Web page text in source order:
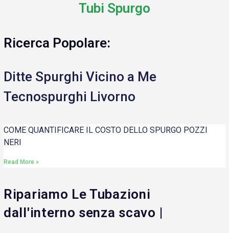
Tubi Spurgo
Ricerca Popolare:
Ditte Spurghi Vicino a Me
Tecnospurghi Livorno
COME QUANTIFICARE IL COSTO DELLO SPURGO POZZI
NERI
Read More »
Ripariamo Le Tubazioni
dall'interno senza scavo |